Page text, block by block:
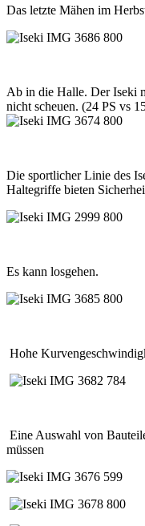
Das letzte Mähen im
Ab in die Halle. Der Iseki
nicht scheuen. (24 PS vs
Die sportlicher Linie des
Haltegriffe bieten
Es kann losgehen.
Hohe
Eine Auswahl von
müssen